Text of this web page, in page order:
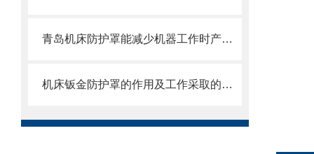
青岛机床防护罩能减少机器工作时产生的噪音对周围环境的影响
机床钣金防护罩的作用及工作采取的方法